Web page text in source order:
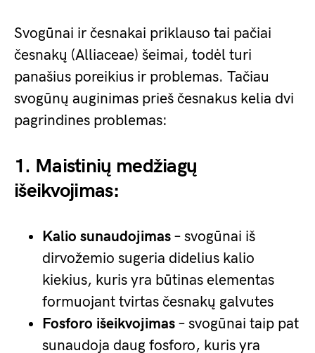
Svogūnai ir česnakai priklauso tai pačiai
česnakų (Alliaceae) šeimai, todėl turi
panašius poreikius ir problemas. Tačiau
svogūnų auginimas prieš česnakus kelia dvi
pagrindines problemas:
1. Maistinių medžiagų
išeikvojimas:
Kalio sunaudojimas – svogūnai iš
dirvožemio sugeria didelius kalio
kiekius, kuris yra būtinas elementas
formuojant tvirtas česnakų galvutes
Fosforo išeikvojimas – svogūnai taip pat
sunaudoja daug fosforo, kuris yra